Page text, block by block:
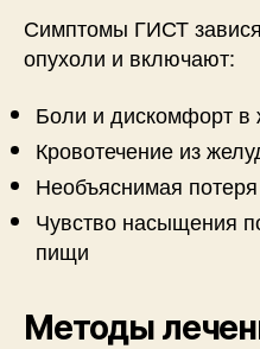
Симптомы ГИСТ
опухоли и включают:
Боли и дискомфорт в
Кровотечение из
Необъяснимая
Чувство насыщения
пищи
Методы